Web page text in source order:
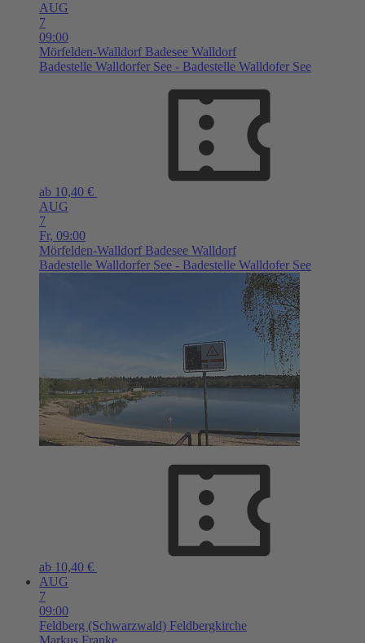
AUG
7
09:00
Mörfelden-Walldorf Badesee Walldorf
Badestelle Walldorfer See - Badestelle Walldofer See
ab 10,40 €
AUG
7
Fr, 09:00
Mörfelden-Walldorf Badesee Walldorf
Badestelle Walldorfer See - Badestelle Walldofer See
ab 10,40 €
AUG
7
09:00
Feldberg (Schwarzwald) Feldbergkirche
Markus Franke